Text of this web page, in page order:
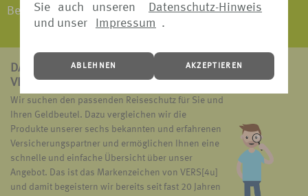
Sie auch unseren
Datenschutz-Hinweis
und unser
Impressum .
ABLEHNEN AKZEPTIEREN
Beginn der Reise gebucht werden.
DAS ZEICHNET
VERS[4U] AUS:
Wir suchen den passenden Reiseschutz für Sie und
Ihren Geldbeutel. Dazu vergleichen wir die
Produkte unserer sechs bekannten und erfahrenen
Versicherungspartner und ermöglichen Ihnen eine
schnelle und einfache Übersicht über unser
Angebot. Das ist das Markenzeichen von VERS[4u]
und damit begeistern wir bereits seit fast 20 Jahren